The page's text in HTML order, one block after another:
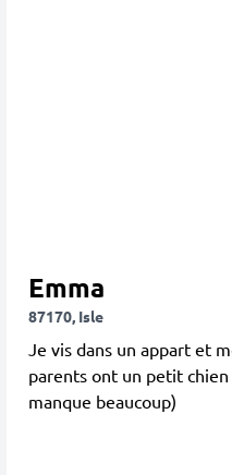
Emma
87170, Isle
Je vis dans un appart et
parents ont un petit
manque beaucoup)